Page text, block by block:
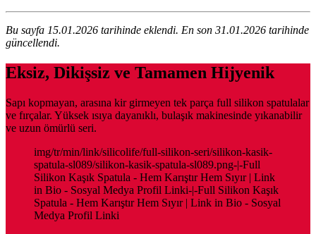
Bu sayfa 15.01.2026 tarihinde eklendi. En son 31.01.2026 tarihinde
güncellendi.
Eksiz, Dikişsiz ve Tamamen Hijyenik
Sapı kopmayan, arasına kir girmeyen tek parça full silikon spatulalar
ve fırçalar. Yüksek ısıya dayanıklı, bulaşık makinesinde yıkanabilir
ve uzun ömürlü seri.
img/tr/min/link/silicolife/full-silikon-seri/silikon-kasik-
spatula-sl089/silikon-kasik-spatula-sl089.png-|-Full
Silikon Kaşık Spatula - Hem Karıştır Hem Sıyır | Link
in Bio - Sosyal Medya Profil Linki-|-Full Silikon Kaşık
Spatula - Hem Karıştır Hem Sıyır | Link in Bio - Sosyal
Medya Profil Linki